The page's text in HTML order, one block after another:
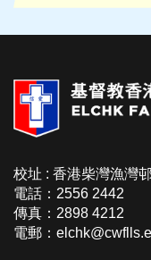
校址 : 香港柴灣漁灣
電話：2556 2442
傳真：2898 4212
電郵：